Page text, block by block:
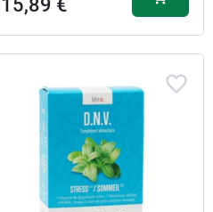
15,89 €